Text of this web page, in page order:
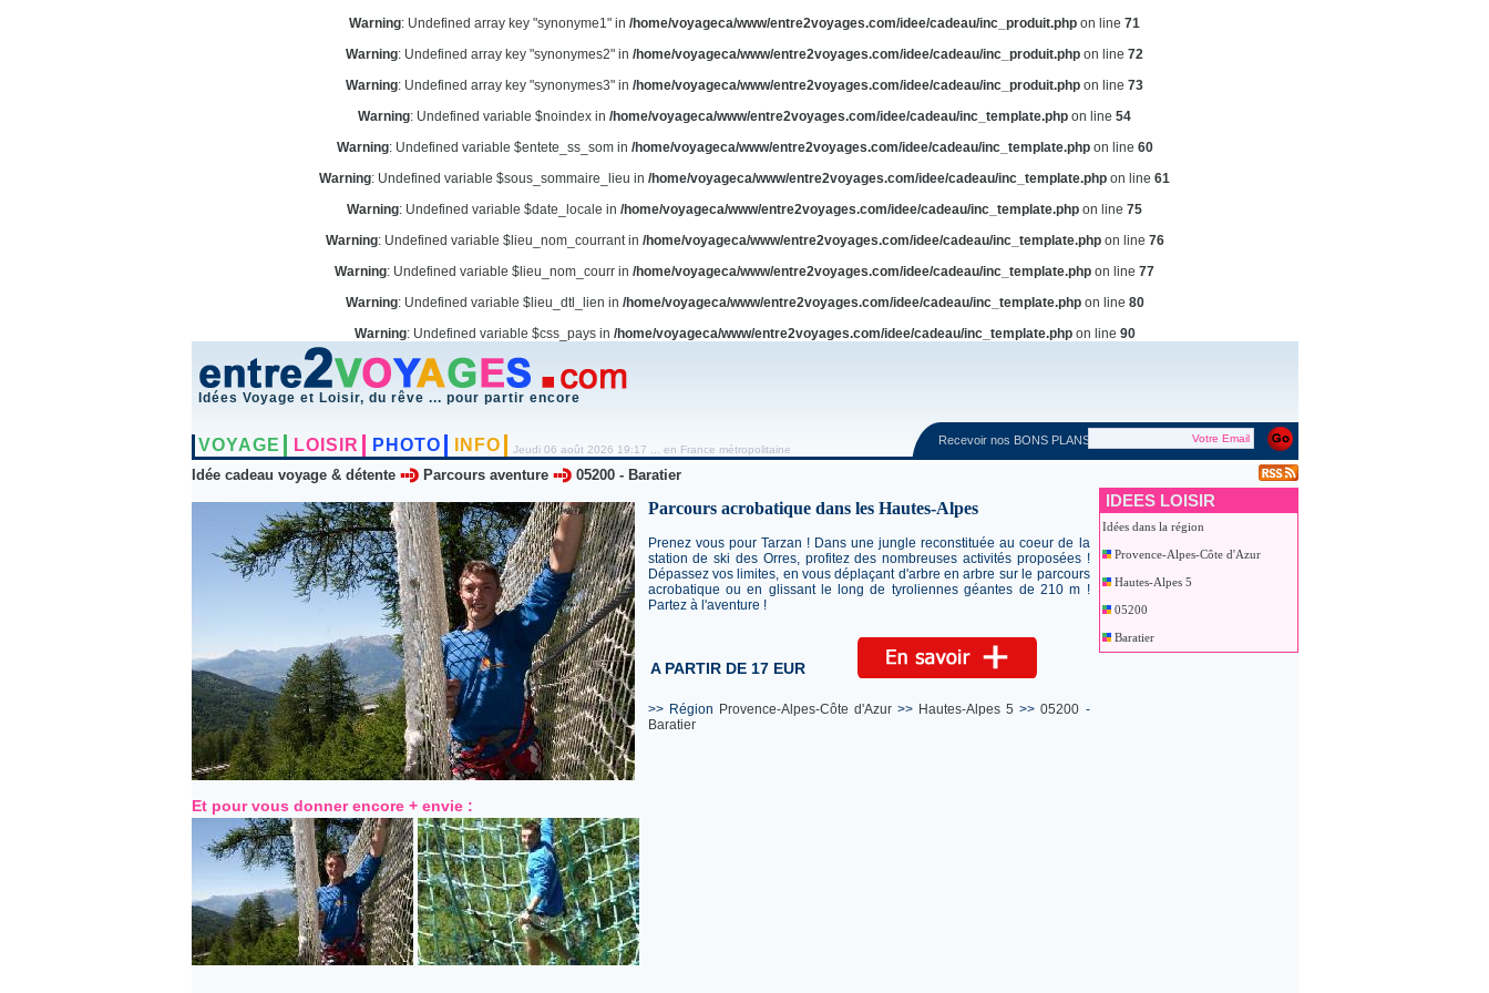
Warning: Undefined array key "synonyme1" in /home/voyageca/www/entre2voyages.com/idee/cadeau/inc_produit.php on line 71
Warning: Undefined array key "synonymes2" in /home/voyageca/www/entre2voyages.com/idee/cadeau/inc_produit.php on line 72
Warning: Undefined array key "synonymes3" in /home/voyageca/www/entre2voyages.com/idee/cadeau/inc_produit.php on line 73
Warning: Undefined variable $noindex in /home/voyageca/www/entre2voyages.com/idee/cadeau/inc_template.php on line 54
Warning: Undefined variable $entete_ss_som in /home/voyageca/www/entre2voyages.com/idee/cadeau/inc_template.phpon line 60
Warning: Undefined variable $sous_sommaire_lieu in /home/voyageca/www/entre2voyages.com/idee/cadeau/inc_template.php on line 61
Warning: Undefined variable $date_locale in /home/voyageca/www/entre2voyages.com/idee/cadeau/inc_template.php on line 75
Warning: Undefined variable $lieu_nom_courrant in /home/voyageca/www/entre2voyages.com/idee/cadeau/inc_template.phpon line 76
Warning: Undefined variable $lieu_nom_courr in /home/voyageca/www/entre2voyages.com/idee/cadeau/inc_template.php on line 77
Warning: Undefined variable $lieu_dtl_lien in /home/voyageca/www/entre2voyages.com/idee/cadeau/inc_template.phpon line 80
Warning: Undefined variable $css_pays in /home/voyageca/www/entre2voyages.com/idee/cadeau/inc_template.phpon line 90
Idées Voyage et Loisir, du rêve ... pour partir encore
VOYAGE LOISIR PHOTO INFO Jeudi 06 août 2026 19:17 ... en France métropolitaine
Recevoir nos BONS PLANS
Idée cadeau voyage & détente Parcours aventure 05200- Baratier
IDEES LOISIR
Idées dans la région
Provence-Alpes-Côte d'Azur
Hautes-Alpes 5
05200
Baratier
Parcours acrobatique dans les Hautes-Alpes
Prenez vous pour Tarzan ! Dans une jungle reconstituée au coeur de la
station de ski des Orres, profitez des nombreuses activités proposées !
Dépassez vos limites, en vous déplaçant d'arbre en arbre sur le parcours
acrobatique ou en glissant le long de tyroliennes géantes de 210 m !
Partez à l'aventure !
A PARTIR DE 17 EUR
>> Région Provence-Alpes-Côte d'Azur>> Hautes-Alpes 5 >>05200 -
Baratier
Et pour vous donner encore + envie :